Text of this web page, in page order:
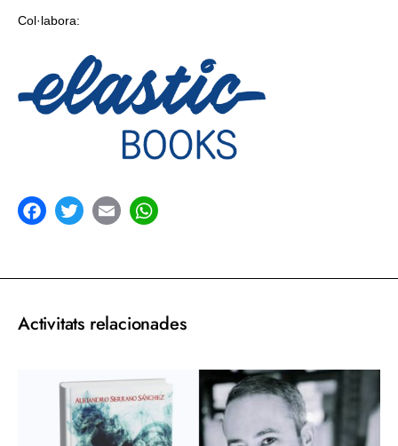
Col·labora:
Activitats relacionades